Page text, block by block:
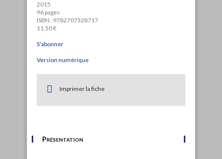
2015
96 pages
ISBN : 9782707328717
11.50 €
S'abonner
Version numérique
Imprimer la fiche
Présentation